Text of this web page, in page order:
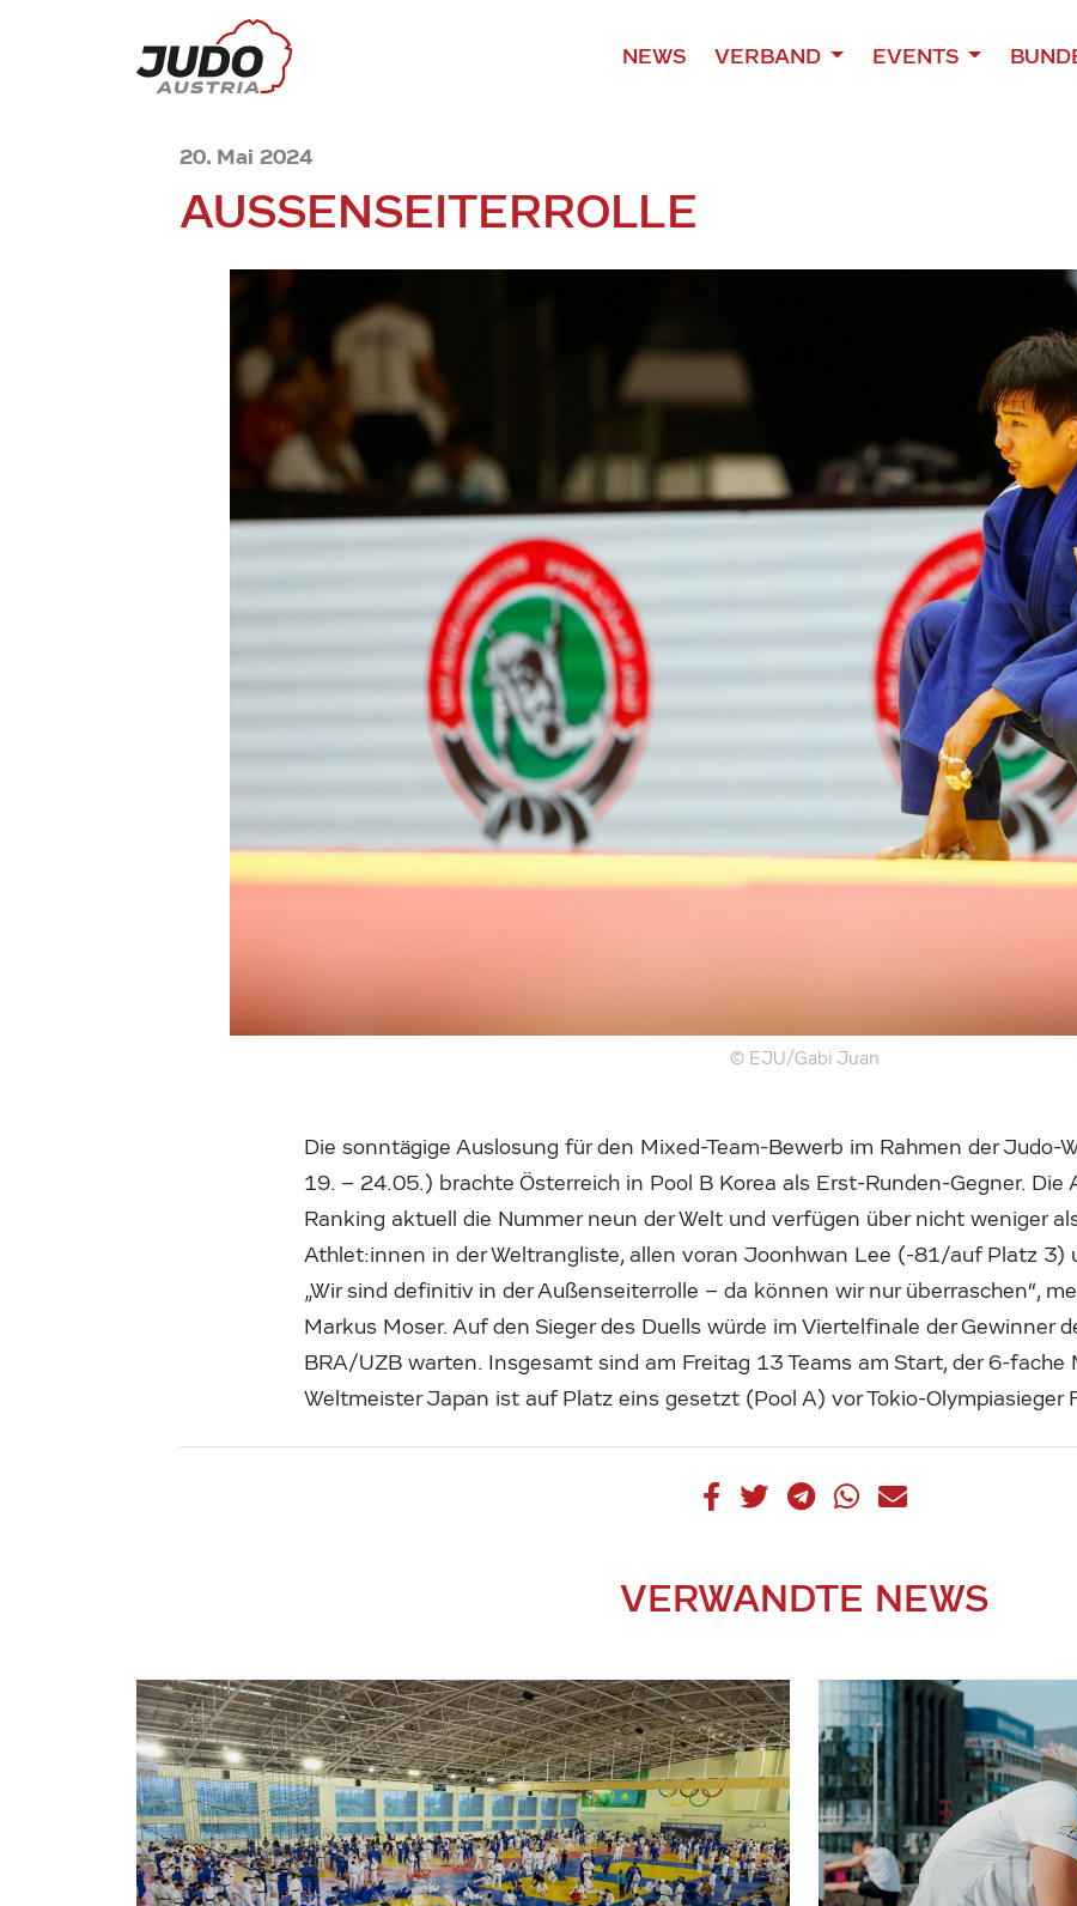
NEWS VERBAND EVENTS
20. Mai 2024
AUSSENSEITERROLLE
© EJU/Gabi Juan
Die sonntägige Auslosung für den Mixed-Team-Bewerb im Rahmen der Judo-
19. – 24.05.) brachte Österreich in Pool B Korea als Erst-Runden-Gegner. Die
Ranking aktuell die Nummer neun der Welt und verfügen über nicht weniger
Athlet:innen in der Weltrangliste, allen voran Joonhwan Lee (-81/auf Platz
„Wir sind definitiv in der Außenseiterrolle – da können wir nur überraschen“,
Markus Moser. Auf den Sieger des Duells würde im Viertelfinale der Gewinner
BRA/UZB warten. Insgesamt sind am Freitag 13 Teams am Start, der 6-fache
Weltmeister Japan ist auf Platz eins gesetzt (Pool A) vor Tokio-Olympiasieger
VERWANDTE NEWS